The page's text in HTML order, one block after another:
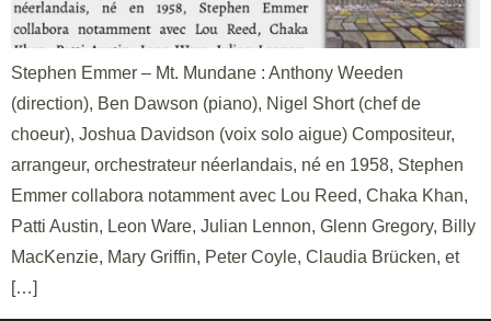
Stephen Emmer – Mt. Mundane : Anthony Weeden
(direction), Ben Dawson (piano), Nigel Short (chef de
choeur), Joshua Davidson (voix solo aigue) Compositeur,
arrangeur, orchestrateur néerlandais, né en 1958, Stephen
Emmer collabora notamment avec Lou Reed, Chaka Khan,
Patti Austin, Leon Ware, Julian Lennon, Glenn Gregory, Billy
MacKenzie, Mary Griffin, Peter Coyle, Claudia Brücken, et
[…]